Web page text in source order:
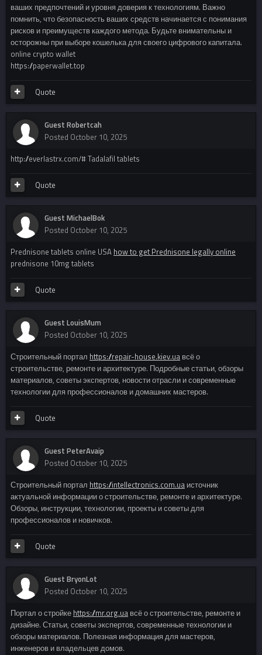
ваших предпочтений и уровня доверия к технологиям. Важно
помнить, что безопасность ваших средств начинается с понимания
рисков и преимуществ каждого метода. Будьте внимательны и
осторожны при выборе кошелька для своего цифрового капитала.
online crypto wallet
https://paperwallet.top
Quote
Guest Robertcah
Posted October 10, 2025
http://everlastrx.com/# Tadalafil tablets
Quote
Guest MichaelBok
Posted October 10, 2025
Prednisone tablets online USA how to get Prednisone legally online
prednisone 10mg tablets
Quote
Guest LouisMum
Posted October 10, 2025
Строительный портал https://repair-house.kiev.ua всё о
строительстве, ремонте и архитектуре. Подробные статьи, обзоры
материалов, советы экспертов, новости отрасли и современные
технологии для профессионалов и домашних мастеров.
Quote
Guest PeterAvaip
Posted October 10, 2025
Строительный портал https://intellectronics.com.ua источник
актуальной информации о строительстве, ремонте и архитектуре.
Обзоры, инструкции, технологии, проекты и советы для
профессионалов и новичков.
Quote
Guest BryonLot
Posted October 10, 2025
Портал о стройке https://mr.org.ua всё о строительстве, ремонте и
дизайне. Статьи, советы экспертов, современные технологии и
обзоры материалов. Полезная информация для мастеров,
инженеров и владельцев домов.